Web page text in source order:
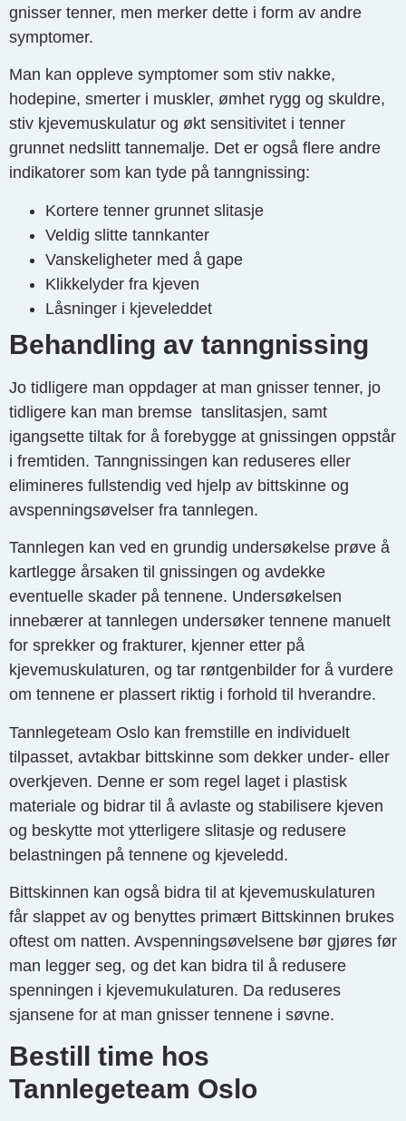
gnisser tenner, men merker dette i form av andre
symptomer.
Man kan oppleve symptomer som stiv nakke,
hodepine, smerter i muskler, ømhet rygg og skuldre,
stiv kjevemuskulatur og økt sensitivitet i tenner
grunnet nedslitt tannemalje. Det er også flere andre
indikatorer som kan tyde på tanngnissing:
Kortere tenner grunnet slitasje
Veldig slitte tannkanter
Vanskeligheter med å gape
Klikkelyder fra kjeven
Låsninger i kjeveleddet
Behandling av tanngnissing
Jo tidligere man oppdager at man gnisser tenner, jo
tidligere kan man bremse tanslitasjen, samt
igangsette tiltak for å forebygge at gnissingen oppstår
i fremtiden. Tanngnissingen kan reduseres eller
elimineres fullstendig ved hjelp av bittskinne og
avspenningsøvelser fra tannlegen.
Tannlegen kan ved en grundig undersøkelse prøve å
kartlegge årsaken til gnissingen og avdekke
eventuelle skader på tennene. Undersøkelsen
innebærer at tannlegen undersøker tennene manuelt
for sprekker og frakturer, kjenner etter på
kjevemuskulaturen, og tar røntgenbilder for å vurdere
om tennene er plassert riktig i forhold til hverandre.
Tannlegeteam Oslo kan fremstille en individuelt
tilpasset, avtakbar bittskinne som dekker under- eller
overkjeven. Denne er som regel laget i plastisk
materiale og bidrar til å avlaste og stabilisere kjeven
og beskytte mot ytterligere slitasje og redusere
belastningen på tennene og kjeveledd.
Bittskinnen kan også bidra til at kjevemuskulaturen
får slappet av og benyttes primært Bittskinnen brukes
oftest om natten. Avspenningsøvelsene bør gjøres før
man legger seg, og det kan bidra til å redusere
spenningen i kjevemukulaturen. Da reduseres
sjansene for at man gnisser tennene i søvne.
Bestill time hos
Tannlegeteam Oslo